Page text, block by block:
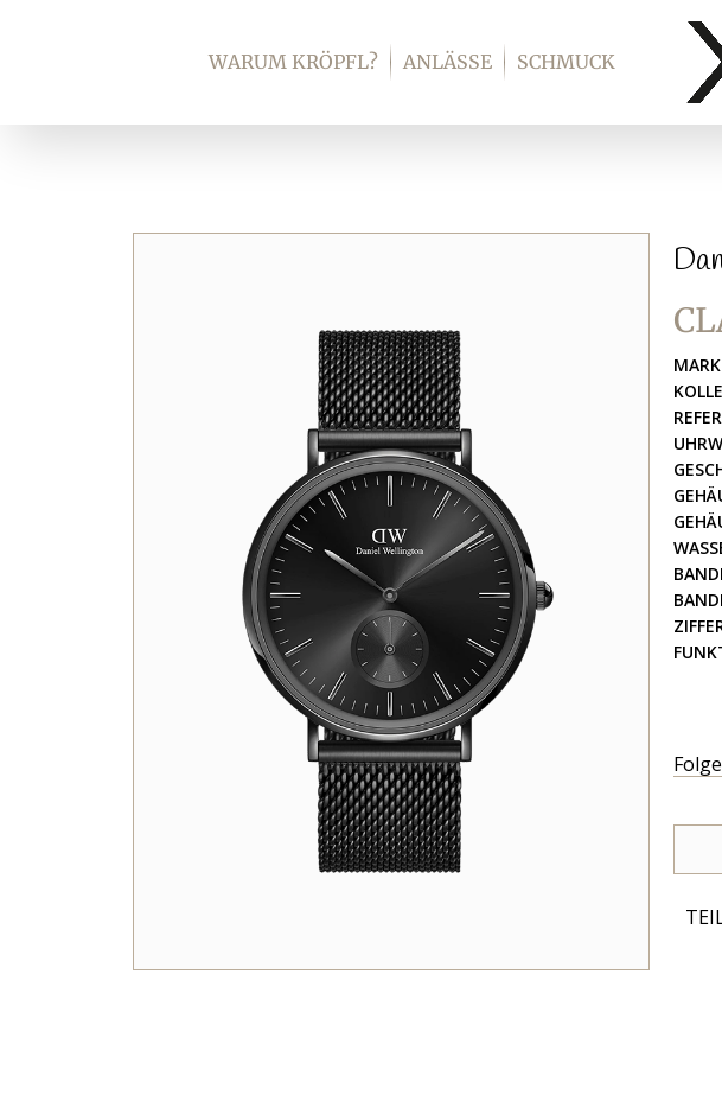
WARUM KRÖPFL? ANLÄSSE SCHMUCK